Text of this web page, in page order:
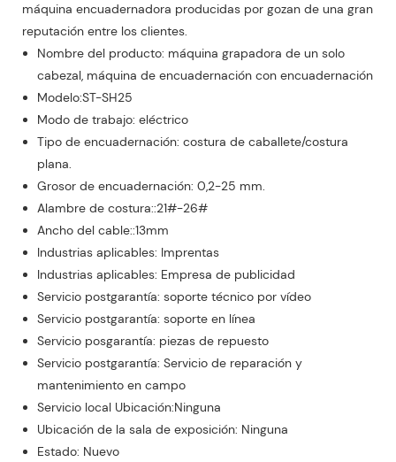
máquina encuadernadora producidas por gozan de una gran
reputación entre los clientes.
Nombre del producto: máquina grapadora de un solo
cabezal, máquina de encuadernación con encuadernación
Modelo:ST-SH25
Modo de trabajo: eléctrico
Tipo de encuadernación: costura de caballete/costura
plana.
Grosor de encuadernación: 0,2-25 mm.
Alambre de costura::21#-26#
Ancho del cable::13mm
Industrias aplicables: Imprentas
Industrias aplicables: Empresa de publicidad
Servicio postgarantía: soporte técnico por vídeo
Servicio postgarantía: soporte en línea
Servicio posgarantía: piezas de repuesto
Servicio postgarantía: Servicio de reparación y
mantenimiento en campo
Servicio local Ubicación:Ninguna
Ubicación de la sala de exposición: Ninguna
Estado: Nuevo